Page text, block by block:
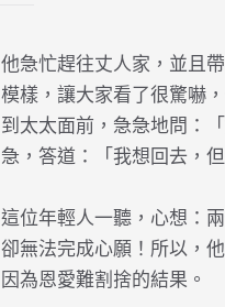
他急忙趕往丈人家，並且
模樣，讓大家看了很驚嚇
到太太面前，急急地問：
急，答道：「我想回去，
這位年輕人一聽，心想：
卻無法完成心願！所以，
因為恩愛難割捨的結果。